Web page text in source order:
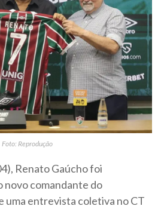
Foto: Reprodução
Renato Gaúcho foi
novo comandante do
uma entrevista coletiva no CT